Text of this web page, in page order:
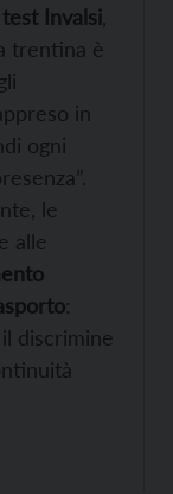
Invalsi,
trentina è
in
ogni
le
alle
:
discrimine